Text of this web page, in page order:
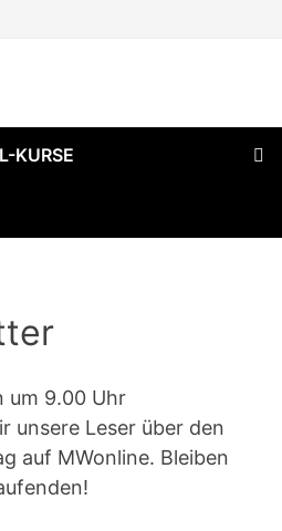
KURSE
um 9.00 Uhr
unsere Leser über den
auf MWonline. Bleiben